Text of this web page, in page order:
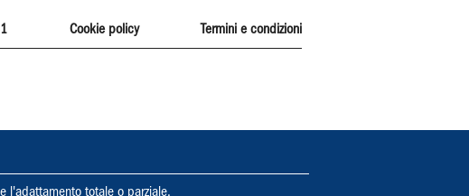
Cookie policy Termini e condizioni
l'adattamento totale o parziale.